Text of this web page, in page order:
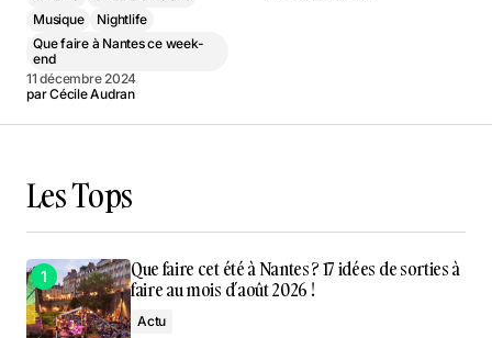
Musique
Nightlife
Que faire à Nantes ce week-
end
11 décembre 2024
parCécile Audran
Les Tops
Que faire cet été à Nantes ? 17 idées de sorties à
faire au mois d’août 2026 !
Actu